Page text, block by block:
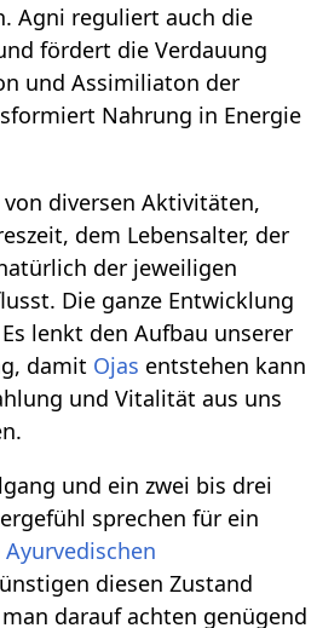
Agni reguliert auch die
fördert die Verdauung
und Assimiliaton der
Nahrung in Energie
diversen Aktivitäten,
dem Lebensalter, der
der jeweiligen
Die ganze Entwicklung
lenkt den Aufbau unserer
damit Ojas entstehen kann
und Vitalität aus uns
und ein zwei bis drei
sprechen für ein
Ayurvedischen
diesen Zustand
darauf achten genügend